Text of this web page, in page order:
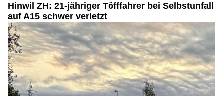
Hinwil ZH: 21-jähriger Töfffahrer bei Selbstunfall
auf A15 schwer verletzt